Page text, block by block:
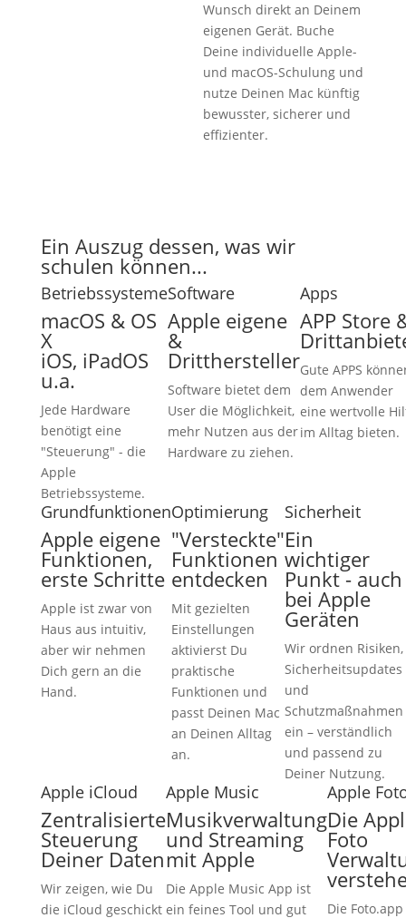
Wunsch direkt an Deinem
eigenen Gerät. Buche
Deine individuelle Apple-
und macOS-Schulung und
nutze Deinen Mac künftig
bewusster, sicherer und
effizienter.
Ein Auszug dessen, was wir
schulen können...
Betriebssysteme
macOS & OS
X
iOS, iPadOS
u.a.
Jede Hardware
benötigt eine
"Steuerung" - die
Apple
Betriebssysteme.
Software
Apple eigene
&
Dritthersteller
Software bietet dem
User die Möglichkeit,
mehr Nutzen aus der
Hardware zu ziehen.
Apps
APP Store
Gute APPS
dem Anwender
eine wertvolle
im Alltag bieten.
Grundfunktionen
Apple eigene
Funktionen,
erste Schritte
Apple ist zwar von
Haus aus intuitiv,
aber wir nehmen
Dich gern an die
Hand.
Optimierung
"Versteckte"
Funktionen
entdecken
Mit gezielten
Einstellungen
aktivierst Du
praktische
Funktionen und
passt Deinen Mac
an Deinen Alltag
an.
Sicherheit
Ein
wichtiger
Punkt - auch
bei Apple
Geräten
Wir ordnen Risiken,
Sicherheitsupdates
und
Schutzmaßnahmen
ein – verständlich
und passend zu
Deiner Nutzung.
Apple iCloud
Zentralisierte
Steuerung
Deiner Daten
Wir zeigen, wie Du
die iCloud geschickt
Apple Music
Musikverwaltung
und Streaming
mit Apple
Die Apple Music App ist
ein feines Tool und gut
Apple
Die
Foto
Die